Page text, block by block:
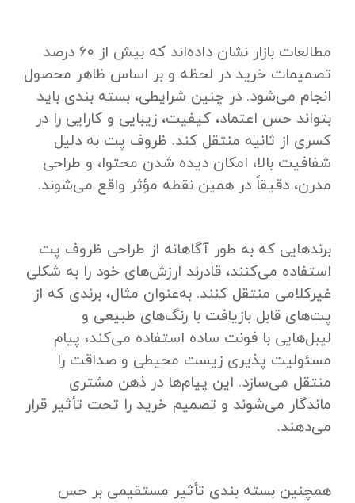
مطالعات بازار نشان داده‌اند که بیش از ۶۰ درصد
تصمیمات خرید در لحظه و بر اساس ظاهر محصول
انجام می‌شود. در چنین شرایطی، بسته ‌بندی باید
بتواند حس اعتماد، کیفیت، زیبایی و کارایی را در
کسری از ثانیه منتقل کند. ظروف پت به ‌دلیل
شفافیت بالا، امکان دیده شدن محتوا، و طراحی
مدرن، دقیقاً در همین نقطه مؤثر واقع می‌شوند.
برندهایی که به‌ طور آگاهانه از طراحی ظروف پت
استفاده می‌کنند، قادرند ارزش‌های خود را به‌ شکلی
غیرکلامی منتقل کنند. به‌عنوان مثال، برندی که از
پت‌های قابل بازیافت با رنگ‌های طبیعی و
لیبل‌هایی با فونت ساده استفاده می‌کند، پیام
مسئولیت ‌پذیری زیست‌ محیطی و صداقت را
منتقل می‌سازد. این پیام‌ها در ذهن مشتری
ماندگار می‌شوند و تصمیم خرید را تحت تأثیر قرار
می‌دهند.
همچنین بسته ‌بندی تأثیر مستقیمی بر حس